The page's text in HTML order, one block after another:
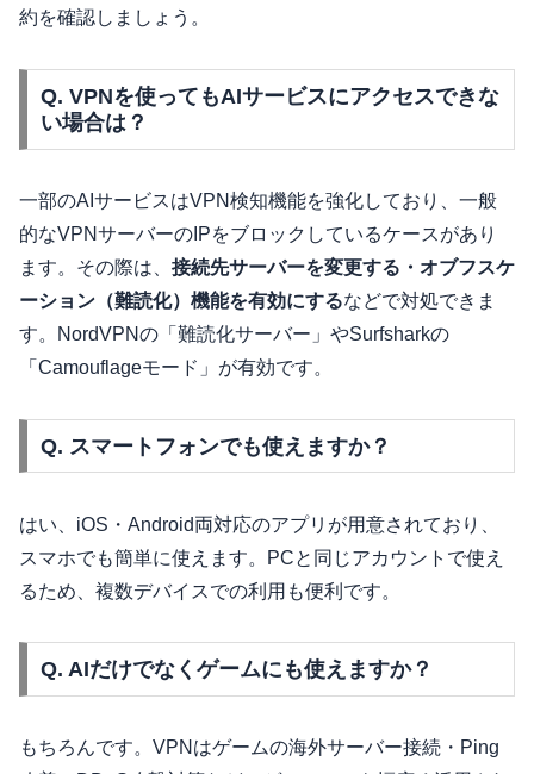
約を確認しましょう。
Q. VPNを使ってもAIサービスにアクセスできな
い場合は？
一部のAIサービスはVPN検知機能を強化しており、一般
的なVPNサーバーのIPをブロックしているケースがあり
ます。その際は、 接続先サーバーを変更する・オブフスケ
ーション（難読化）機能を有効にするなどで対処できま
す。NordVPNの「難読化サーバー」やSurfsharkの
「Camouflageモード」が有効です。
Q. スマートフォンでも使えますか？
はい、iOS・Android両対応のアプリが用意されており、
スマホでも簡単に使えます。PCと同じアカウントで使え
るため、複数デバイスでの利用も便利です。
Q. AIだけでなくゲームにも使えますか？
もちろんです。VPNはゲームの海外サーバー接続・Ping